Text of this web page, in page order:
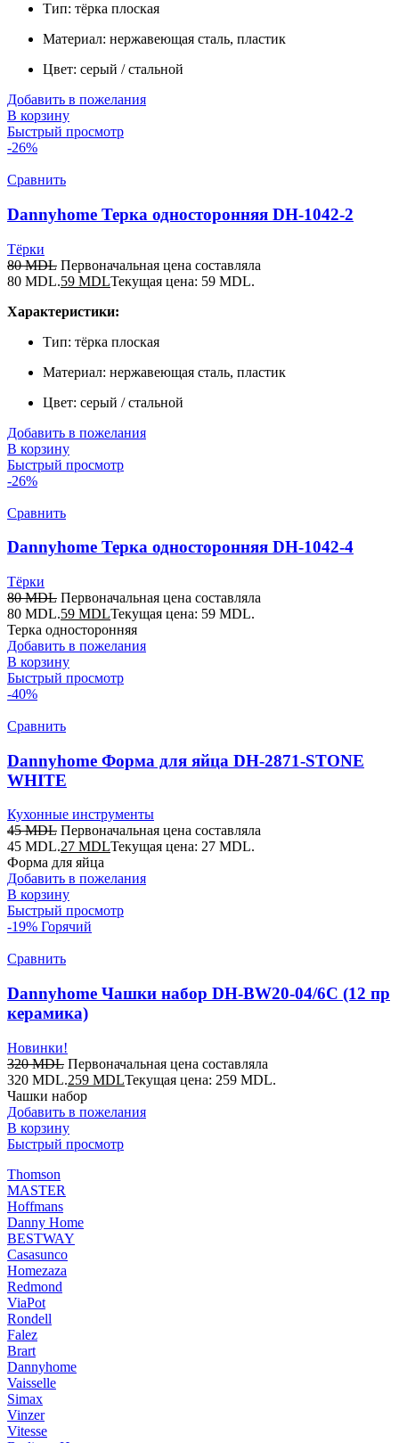
Тип: тёрка плоская
Материал: нержавеющая сталь, пластик
Цвет: серый / стальной
Добавить в пожелания
В корзину
Быстрый просмотр
-26%
Сравнить
Dannyhome Терка односторонняя DH-1042-2
Тёрки
80MDL Первоначальная цена составляла
80 MDL.59 MDLТекущая цена: 59 MDL.
Характеристики:
Тип: тёрка плоская
Материал: нержавеющая сталь, пластик
Цвет: серый / стальной
Добавить в пожелания
В корзину
Быстрый просмотр
-26%
Сравнить
Dannyhome Терка односторонняя DH-1042-4
Тёрки
80MDL Первоначальная цена составляла
80 MDL.59 MDLТекущая цена: 59 MDL.
Терка односторонняя
Добавить в пожелания
В корзину
Быстрый просмотр
-40%
Сравнить
Dannyhome Форма для яйца DH-2871-STONE
WHITE
Кухонные инструменты
45MDL Первоначальная цена составляла
45 MDL.27 MDLТекущая цена: 27 MDL.
Форма для яйца
Добавить в пожелания
В корзину
Быстрый просмотр
-19% Горячий
Сравнить
Dannyhome Чашки набор DH-BW20-04/6C (12 пр
керамика)
Новинки!
320MDL Первоначальная цена составляла
320 MDL.259 MDLТекущая цена: 259 MDL.
Чашки набор
Добавить в пожелания
В корзину
Быстрый просмотр
Thomson
MASTER
Hoffmans
Danny Home
BESTWAY
Casasunco
Homezaza
Redmond
ViaPot
Rondell
Falez
Brart
Dannyhome
Vaisselle
Simax
Vinzer
Vitesse